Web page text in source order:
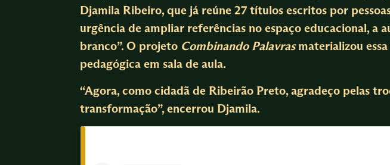
Djamila Ribeiro, que já reúne 27 títulos escritos por
urgência de ampliar referências no espaço educacional, a
branco”. O projeto Combinando Palavrasmaterializou
pedagógica em sala de aula.
“Agora, como cidadã de Ribeirão Preto, agradeço pelas
transformação”, encerrou Djamila.